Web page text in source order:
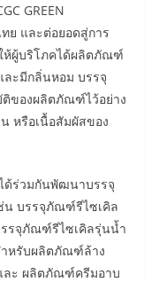
GREEN
ทย และต่อยอดสู่การ
ห้ผู้บริโภคได้ผลิตภัณฑ์
ะมีกลิ่นหอม บรรจุ
ของผลิตภัณฑ์ไว้อย่าง
หรือเนื้อสัมผัสของ
ด้ร่วมกันพัฒนาบรรจุ
น บรรจุภัณฑ์รีไซเคิล
รจุภัณฑ์รีไซเคิลรุ่นน้ำ
ำหรับผลิตภัณฑ์ล้าง
ละ ผลิตภัณฑ์ครีมอาบ